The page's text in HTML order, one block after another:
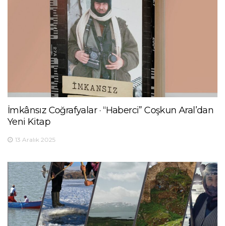
İmkânsız Coğrafyalar · “Haberci” Coşkun Aral’dan
Yeni Kitap
13 Aralık 2025